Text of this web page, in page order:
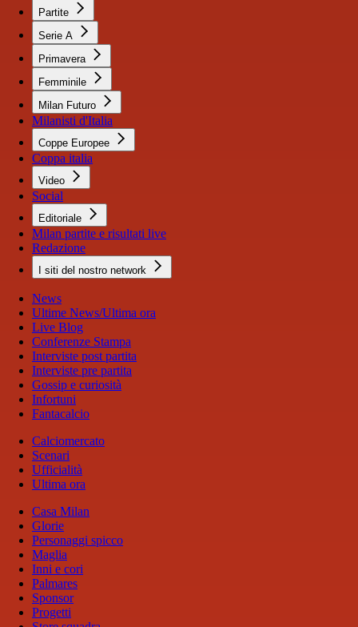
Partite
Serie A
Primavera
Femminile
Milan Futuro
Milanisti d'Italia
Coppe Europee
Coppa italia
Video
Social
Editoriale
Milan partite e risultati live
Redazione
I siti del nostro network
News
Ultime News/Ultima ora
Live Blog
Conferenze Stampa
Interviste post partita
Interviste pre partita
Gossip e curiosità
Infortuni
Fantacalcio
Calciomercato
Scenari
Ufficialità
Ultima ora
Casa Milan
Glorie
Personaggi spicco
Maglia
Inni e cori
Palmares
Sponsor
Progetti